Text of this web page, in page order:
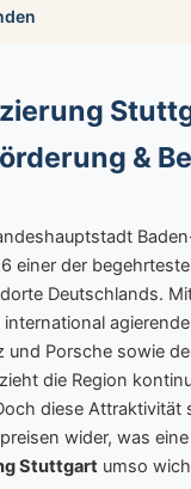
&
einer der
Deutschlands.
und Porsche sowie
die Region
diese Attraktivität
wider, was
Stuttgart umso